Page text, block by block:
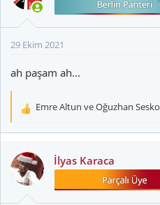
29 Ekim 2021
ah paşam ah...
T
k
i
l
Emre Altun veOğuzhan Sesko
İlyas Karaca